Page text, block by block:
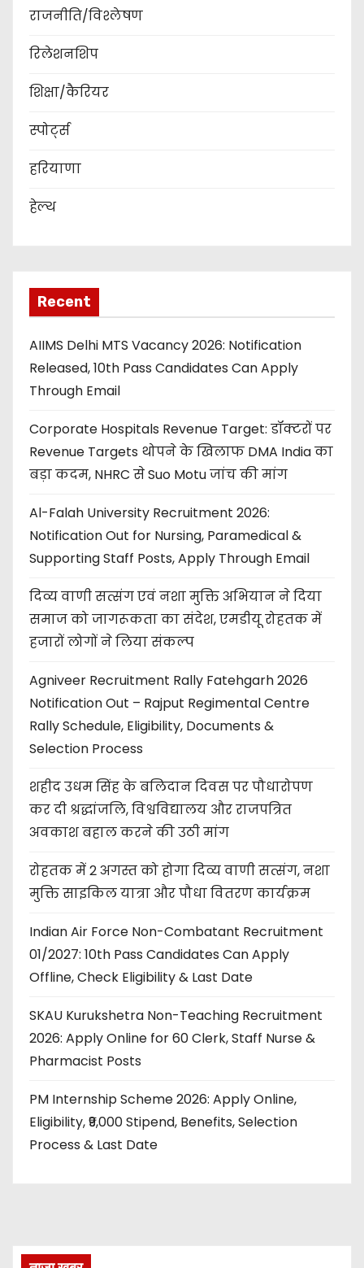
राजनीति/विश्लेषण
रिलेशनशिप
शिक्षा/कैरियर
स्पोर्ट्स
हरियाणा
हेल्थ
Recent
AIIMS Delhi MTS Vacancy 2026: Notification
Released, 10th Pass Candidates Can Apply
Through Email
Corporate Hospitals Revenue Target: डॉक्टरों पर
Revenue Targets थोपने के खिलाफ DMA India का
बड़ा कदम, NHRC से Suo Motu जांच की मांग
Al-Falah University Recruitment 2026:
Notification Out for Nursing, Paramedical &
Supporting Staff Posts, Apply Through Email
दिव्य वाणी सत्संग एवं नशा मुक्ति अभियान ने दिया
समाज को जागरूकता का संदेश, एमडीयू रोहतक में
हजारों लोगों ने लिया संकल्प
Agniveer Recruitment Rally Fatehgarh 2026
Notification Out – Rajput Regimental Centre
Rally Schedule, Eligibility, Documents &
Selection Process
शहीद उधम सिंह के बलिदान दिवस पर पौधारोपण
कर दी श्रद्धांजलि, विश्वविद्यालय और राजपत्रित
अवकाश बहाल करने की उठी मांग
रोहतक में 2 अगस्त को होगा दिव्य वाणी सत्संग, नशा
मुक्ति साइकिल यात्रा और पौधा वितरण कार्यक्रम
Indian Air Force Non-Combatant Recruitment
01/2027: 10th Pass Candidates Can Apply
Offline, Check Eligibility & Last Date
SKAU Kurukshetra Non-Teaching Recruitment
2026: Apply Online for 60 Clerk, Staff Nurse &
Pharmacist Posts
PM Internship Scheme 2026: Apply Online,
Eligibility, ₹9,000 Stipend, Benefits, Selection
Process & Last Date